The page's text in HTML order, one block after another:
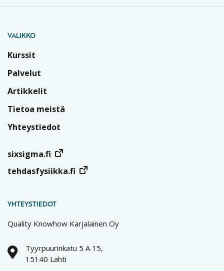
VALIKKO
Kurssit
Palvelut
Artikkelit
Tietoa meistä
Yhteystiedot
sixsigma.fi
tehdasfysiikka.fi
YHTEYSTIEDOT
Quality Knowhow Karjalainen Oy
Tyyrpuurinkatu 5 A 15,
15140 Lahti